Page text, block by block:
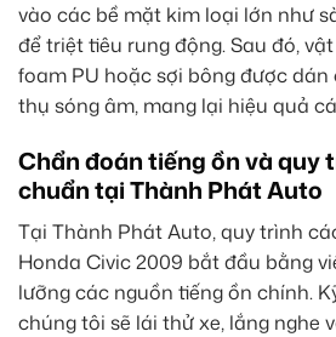
vào các bề mặt kim loại lớn như
để triệt tiêu rung động. Sau đó,
foam PU hoặc sợi bông được dán
thụ sóng âm, mang lại hiệu quả
Chẩn đoán tiếng ồn và quy
chuẩn tại Thành Phát Auto
Tại Thành Phát Auto, quy trình
Honda Civic 2009 bắt đầu bằng
lưỡng các nguồn tiếng ồn chính.
chúng tôi sẽ lái thử xe, lắng nghe